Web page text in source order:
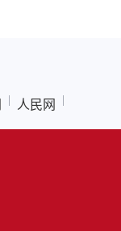
人民网